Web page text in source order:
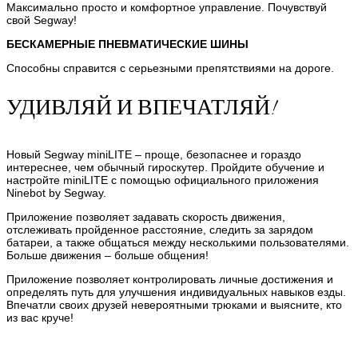
Максимально просто и комфортное управление. Почувствуй
свой Segway!
БЕСКАМЕРНЫЕ ПНЕВМАТИЧЕСКИЕ ШИНЫ
Способны справится с серьезными препятствиями на дороге.
УДИВЛЯЙ И ВПЕЧАТЛЯЙ!
Новый Segway miniLITE – проще, безопаснее и гораздо
интереснее, чем обычный гироскутер. Пройдите обучение и
настройте miniLITE с помощью официального приложения
Ninebot by Segway.
Приложение позволяет задавать скорость движения,
отслеживать пройденное расстояние, следить за зарядом
батареи, а также общаться между несколькими пользователями.
Больше движения – больше общения!
Приложение позволяет контролировать личные достижения и
определять путь для улучшения индивидуальных навыков езды.
Впечатли своих друзей невероятными трюками и выясните, кто
из вас круче!